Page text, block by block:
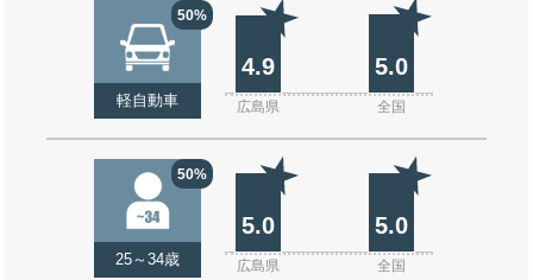
50%
軽自動車
4.9 5.0
広島県 全国
50%
25～34歳
5.0 5.0
広島県 全国